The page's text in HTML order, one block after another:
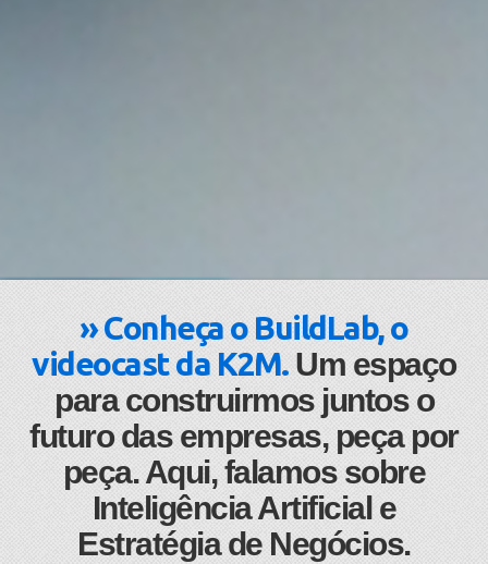
» Conheça o BuildLab, o
videocast da K2M.Um espaço
para construirmos juntos o
futuro das empresas, peça por
peça. Aqui, falamos sobre
Inteligência Artificial e
Estratégia de Negócios.